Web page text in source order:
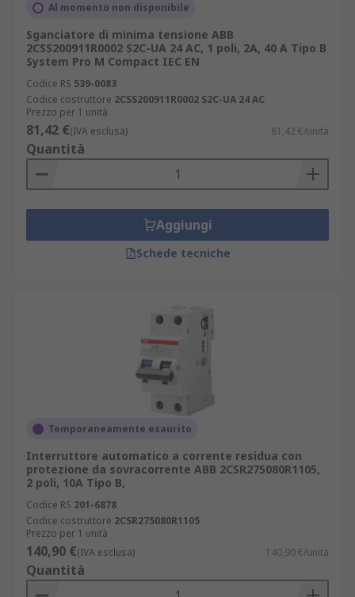
Al momento non disponibile
Sganciatore di minima tensione ABB
2CSS200911R0002 S2C-UA 24 AC, 1 poli, 2A, 40 A Tipo B
System Pro M Compact IEC EN
Codice RS 539-0083
Codice costruttore 2CSS200911R0002 S2C-UA 24 AC
Prezzo per 1 unità
81,42 €(IVA esclusa) 81,42 €/unità
Quantità
Aggiungi
Schede tecniche
Temporaneamente esaurito
Interruttore automatico a corrente residua con
protezione da sovracorrente ABB 2CSR275080R1105,
2 poli, 10A Tipo B,
Codice RS 201-6878
Codice costruttore 2CSR275080R1105
Prezzo per 1 unità
140,90 €(IVA esclusa) 140,90 €/unità
Quantità